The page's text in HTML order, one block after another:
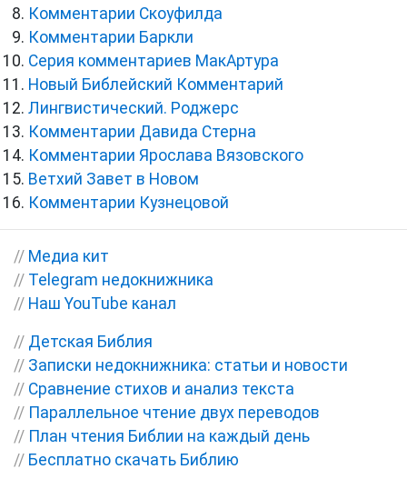
Комментарии Скоуфилда
Комментарии Баркли
Серия комментариев МакАртура
Новый Библейский Комментарий
Лингвистический. Роджерс
Комментарии Давида Стерна
Комментарии Ярослава Вязовского
Ветхий Завет в Новом
Комментарии Кузнецовой
// Медиа кит
// Telegram недокнижника
// Наш YouTube канал
// Детская Библия
// Записки недокнижника: статьи и новости
// Сравнение стихов и анализ текста
// Параллельное чтение двух переводов
// План чтения Библии на каждый день
// Бесплатно скачать Библию